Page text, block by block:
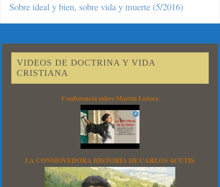
Sobre ideal y bien, sobre vida y muerte (5/2016)
VIDEOS DE DOCTRINA Y VIDA
CRISTIANA
Conferencia sobre Martín Lutero
LA CONMOVEDORA HISTORIA DE CARLOS ACUTIS